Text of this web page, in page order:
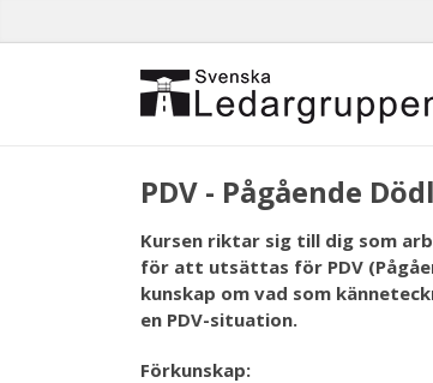
PDV - Pågående
Kursen riktar sig till dig som
för att utsättas för PDV
kunskap om vad som
en PDV-situation.
Förkunskap: